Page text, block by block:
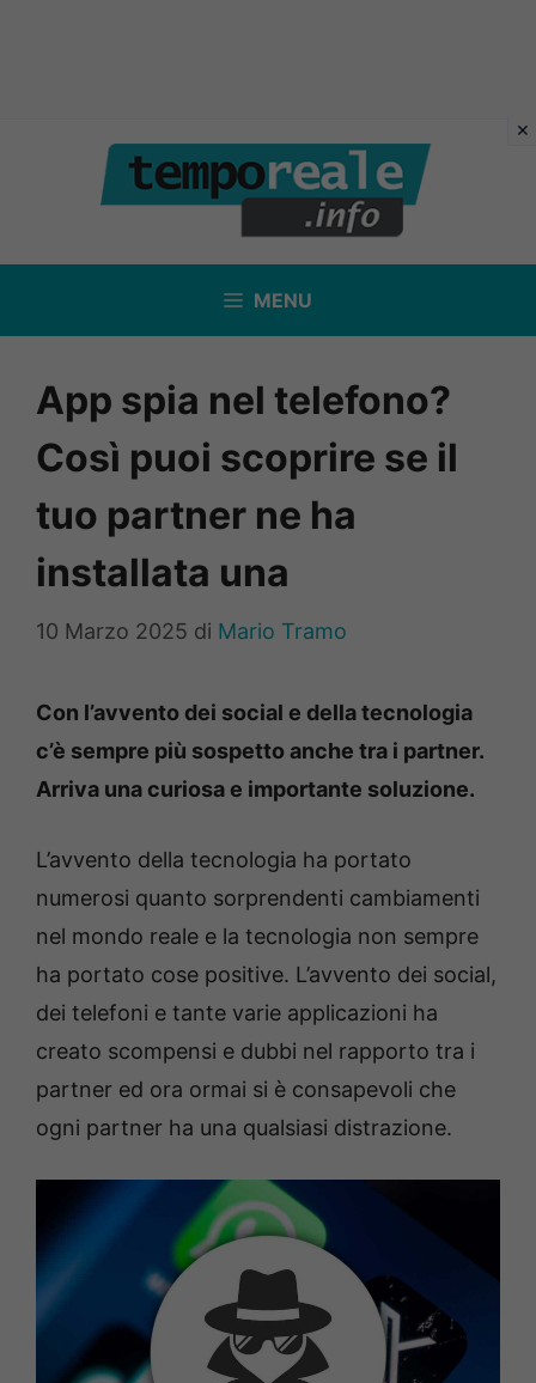
contenuto
MENU
App spia nel telefono?
Così puoi scoprire se il
tuo partner ne ha
installata una
10 Marzo 2025 di Mario Tramo
Con l’avvento dei social e della tecnologia
c’è sempre più sospetto anche tra i partner.
Arriva una curiosa e importante soluzione.
L’avvento della tecnologia ha portato
numerosi quanto sorprendenti cambiamenti
nel mondo reale e la tecnologia non sempre
ha portato cose positive. L’avvento dei social,
dei telefoni e tante varie applicazioni ha
creato scompensi e dubbi nel rapporto tra i
partner ed ora ormai si è consapevoli che
ogni partner ha una qualsiasi distrazione.